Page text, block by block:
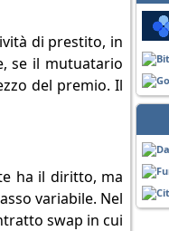
di prestito, in
se il mutuatario
del premio. Il
ha il diritto, ma
variabile. Nel
swap in cui